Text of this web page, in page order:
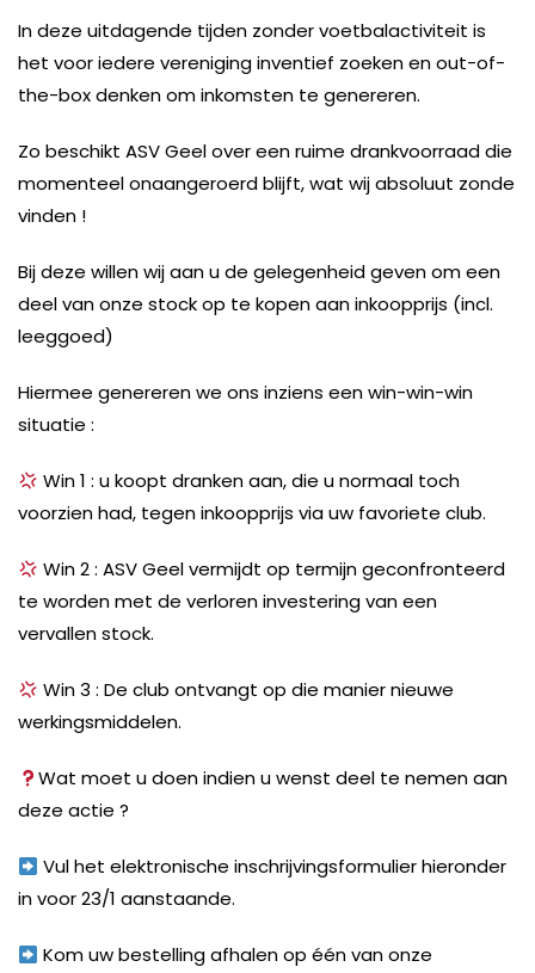
In deze uitdagende tijden zonder voetbalactiviteit is
het voor iedere vereniging inventief zoeken en out-of-
the-box denken om inkomsten te genereren.
Zo beschikt ASV Geel over een ruime drankvoorraad die
momenteel onaangeroerd blijft, wat wij absoluut zonde
vinden !
Bij deze willen wij aan u de gelegenheid geven om een
deel van onze stock op te kopen aan inkoopprijs (incl.
leeggoed)
Hiermee genereren we ons inziens een win-win-win
situatie :
Win 1 : u koopt dranken aan, die u normaal toch
voorzien had, tegen inkoopprijs via uw favoriete club.
Win 2 : ASV Geel vermijdt op termijn geconfronteerd
te worden met de verloren investering van een
vervallen stock.
Win 3 : De club ontvangt op die manier nieuwe
werkingsmiddelen.
Wat moet u doen indien u wenst deel te nemen aan
deze actie ?
Vul het elektronische inschrijvingsformulier hieronder
in voor 23/1 aanstaande.
Kom uw bestelling afhalen op één van onze